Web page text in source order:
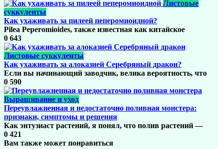
Листовые
суккуленты
Как ухаживать за пилеей пеперомиоидной?
Pilea Peperomioides, также известная как китайское
0 643
Листовые суккуленты
Как ухаживать за алоказией Серебряный дракон?
Если вы начинающий заводчик, велика вероятность, что
0 590
Выращивание и уход
Переувлажненная и недостаточно поливная монстера:
признаки, симптомы и решения
Как энтузиаст растений, я понял, что полив растений —
0 421
Вам также может понравиться